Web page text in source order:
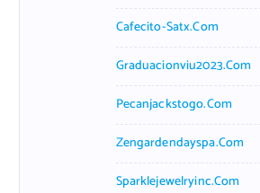
Cafecito-Satx.com
Graduacionviu2023.com
Pecanjackstogo.com
Zengardendayspa.com
Sparklejewelryinc.com